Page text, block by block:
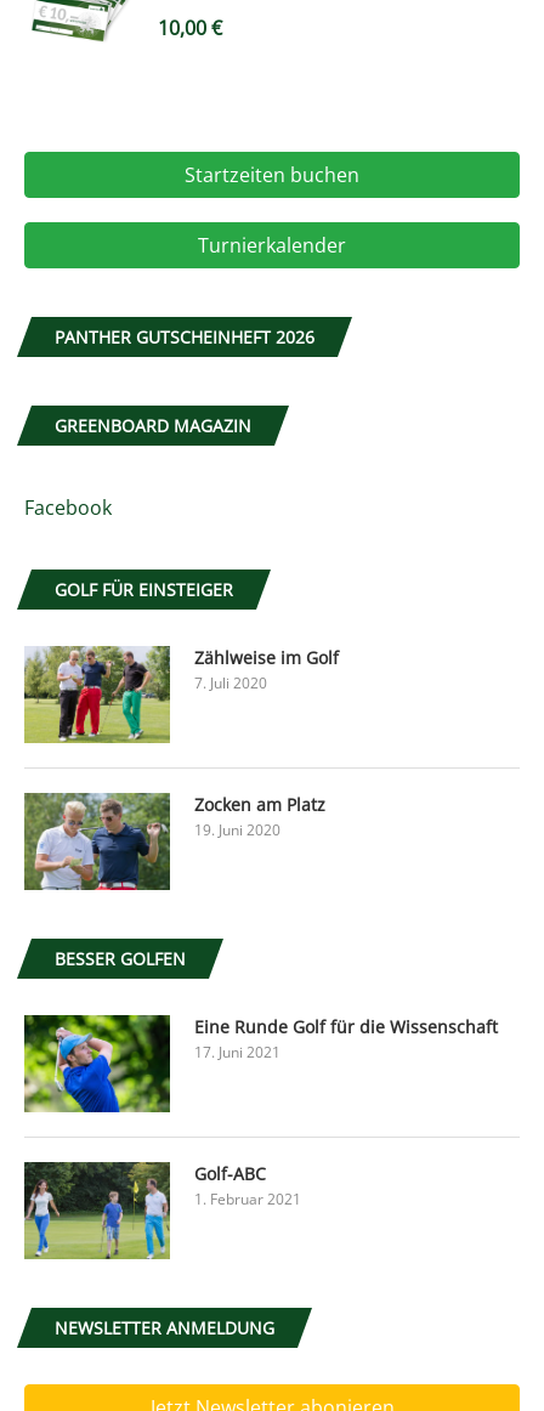
10,00€
Startzeiten buchen
Turnierkalender
PANTHER GUTSCHEINHEFT 2026
GREENBOARD MAGAZIN
Facebook
GOLF FÜR EINSTEIGER
Zählweise im Golf
7. Juli 2020
Zocken am Platz
19. Juni 2020
BESSER GOLFEN
Eine Runde Golf für die Wissenschaft
17. Juni 2021
Golf-ABC
1. Februar 2021
NEWSLETTER ANMELDUNG